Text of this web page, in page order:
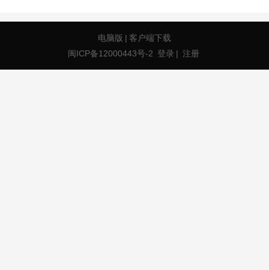
电脑版 | 客户端下载
闽ICP备12000443号-2 登录 | 注册